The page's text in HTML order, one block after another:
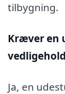
tilbygning.
Kræver en
Ja, en